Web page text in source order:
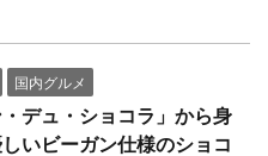
国内グルメ
・デュ・ショコラ」から身
いビーガン仕様のショコ